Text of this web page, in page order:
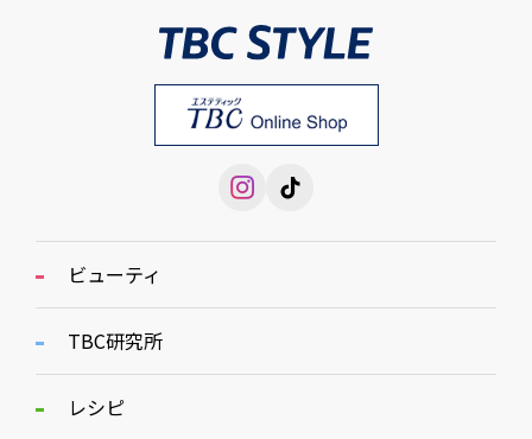
ビューティ
TBC研究所
レシピ